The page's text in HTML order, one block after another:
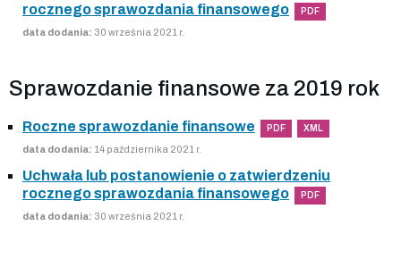
rocznego sprawozdania finansowego
PDF
data dodania: 30 września 2021 r.
Sprawozdanie finansowe za 2019 rok
Roczne sprawozdanie finansowe PDF XML
data dodania: 14 października 2021 r.
Uchwała lub postanowienie o zatwierdzeniu
rocznego sprawozdania finansowego
PDF
data dodania: 30 września 2021 r.